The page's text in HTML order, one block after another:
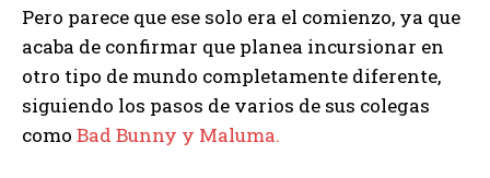
Pero parece que ese solo era el comienzo, ya que
acaba de confirmar que planea incursionar en
otro tipo de mundo completamente diferente,
siguiendo los pasos de varios de sus colegas
como Bad Bunny y Maluma.